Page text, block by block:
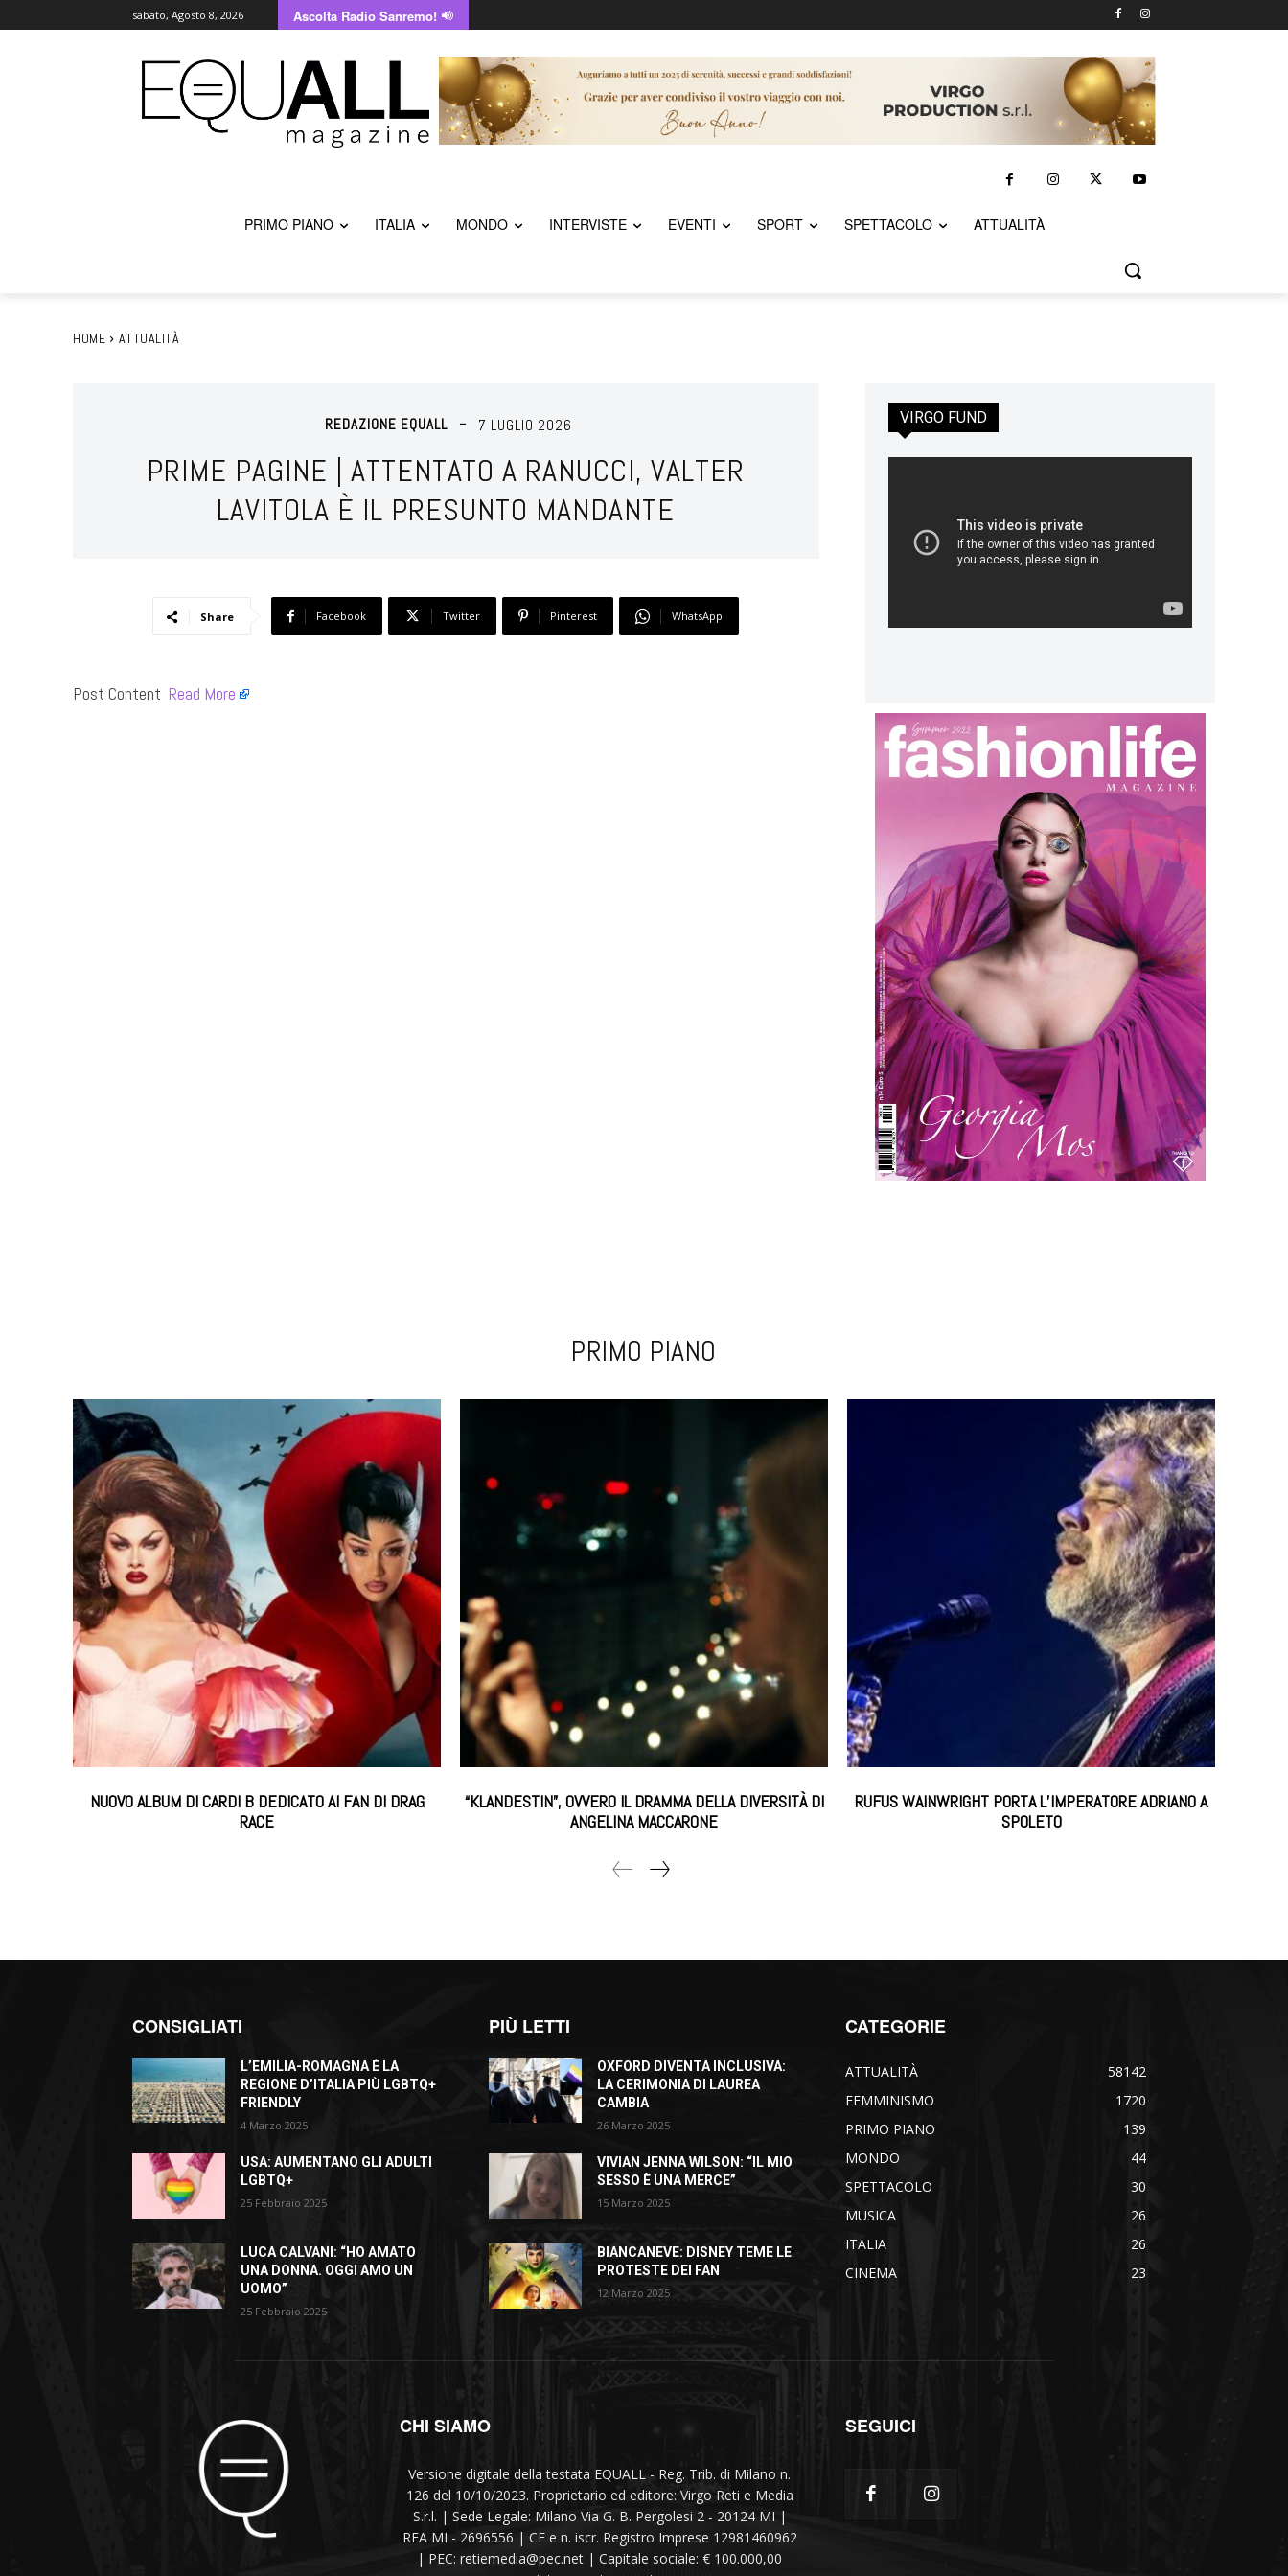
sabato, Agosto 8, 2026 Ascolta Radio Sanremo!
PRIMO PIANO ITALIA MONDO INTERVISTE EVENTI SPORT SPETTACOLO ATTUALITÀ
HOME ATTUALITÀ
REDAZIONE EQUALL 7 LUGLIO 2026
PRIME PAGINE | ATTENTATO A RANUCCI, VALTER
LAVITOLA È IL PRESUNTO MANDANTE
Share Facebook Twitter Pinterest WhatsApp
Post Content ​ Read More
VIRGO FUND
PRIMO PIANO
NUOVO ALBUM DI CARDI B DEDICATO AI FAN DI DRAG
RACE
“KLANDESTIN”, OVVERO IL DRAMMA DELLA DIVERSITÀ DI
ANGELINA MACCARONE
RUFUS WAINWRIGHT PORTA L’IMPERATORE ADRIANO A
SPOLETO
CONSIGLIATI
L’EMILIA-ROMAGNA È LA
REGIONE D’ITALIA PIÙ LGBTQ+
FRIENDLY
4 Marzo 2025
USA: AUMENTANO GLI ADULTI
LGBTQ+
25 Febbraio 2025
LUCA CALVANI: “HO AMATO
UNA DONNA. OGGI AMO UN
UOMO”
25 Febbraio 2025
PIÙ LETTI
OXFORD DIVENTA INCLUSIVA:
LA CERIMONIA DI LAUREA
CAMBIA
26 Marzo 2025
VIVIAN JENNA WILSON: “IL MIO
SESSO È UNA MERCE”
15 Marzo 2025
BIANCANEVE: DISNEY TEME LE
PROTESTE DEI FAN
12 Marzo 2025
CATEGORIE
ATTUALITÀ
58142
FEMMINISMO
1720
PRIMO PIANO
139
MONDO
44
SPETTACOLO
30
MUSICA
26
ITALIA
26
CINEMA
23
CHI SIAMO
Versione digitale della testata EQUALL - Reg. Trib. di Milano n.
126 del 10/10/2023. Proprietario ed editore: Virgo Reti e Media
S.r.l. | Sede Legale: Milano Via G. B. Pergolesi 2 - 20124 MI |
REA MI - 2696556 | CF e n. iscr. Registro Imprese 12981460962
| PEC: retiemedia@pec.net | Capitale sociale: € 100.000,00
SEGUICI